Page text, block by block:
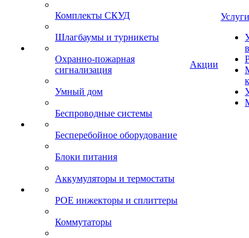
Комплекты СКУД
Шлагбаумы и турникеты
Охранно-пожарная
сигнализация
Умный дом
Беспроводные системы
Бесперебойное оборудование
Блоки питания
Аккумуляторы и термостаты
POE инжекторы и сплиттеры
Коммутаторы
Акции
Услуги